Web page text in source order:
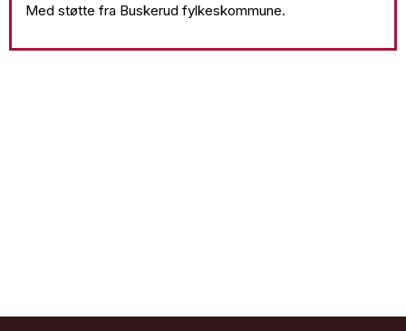
Med støtte fra Buskerud fylkeskommune.